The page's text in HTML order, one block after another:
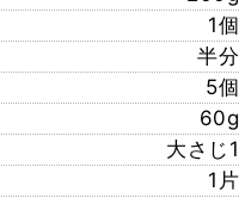
1個
半分
5個
60g
大さじ1
1片